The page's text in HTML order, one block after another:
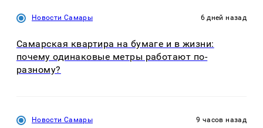
Новости Самары 6 дней назад
Самарская квартира на бумаге и в жизни:
почему одинаковые метры работают по-
разному?
Новости Самары 9 часов назад